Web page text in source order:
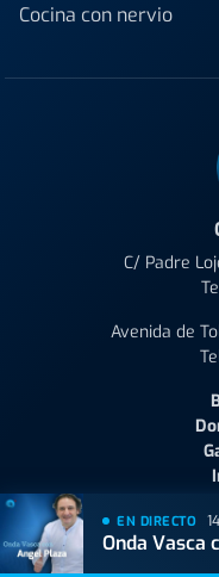
Cocina con nervio
C/ Padre
Avenida de
EN DIRECTO
Onda Vasca